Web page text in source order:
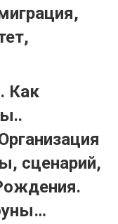
Как
сценарий,